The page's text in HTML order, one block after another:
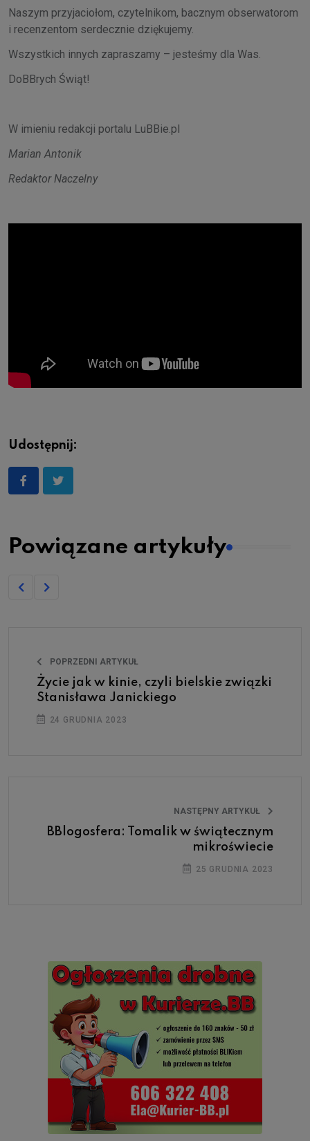
Naszym przyjaciołom, czytelnikom, bacznym obserwatorom
i recenzentom serdecznie dziękujemy.
Wszystkich innych zapraszamy – jesteśmy dla Was.
DoBBrych Świąt!
W imieniu redakcji portalu LuBBie.pl
Marian Antonik
Redaktor Naczelny
Udostępnij:
Powiązane artykuły
POPRZEDNI ARTYKUŁ
Życie jak w kinie, czyli bielskie związki
Stanisława Janickiego
24 GRUDNIA 2023
NASTĘPNY ARTYKUŁ
BBlogosfera: Tomalik w świątecznym
mikroświecie
25 GRUDNIA 2023